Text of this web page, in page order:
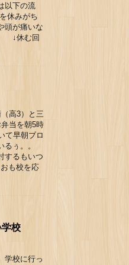
以下の流
休みがち
頭が痛いな
↓休む回
高3）と三
当を朝5時
て早朝ブロ
ぅ。。
するもいつ
おも校を応
校
学校に行っ